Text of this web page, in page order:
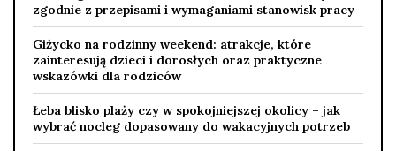
zgodnie z przepisami i wymaganiami stanowisk pracy
Giżycko na rodzinny weekend: atrakcje, które
zainteresują dzieci i dorosłych oraz praktyczne
wskazówki dla rodziców
Łeba blisko plaży czy w spokojniejszej okolicy – jak
wybrać nocleg dopasowany do wakacyjnych potrzeb